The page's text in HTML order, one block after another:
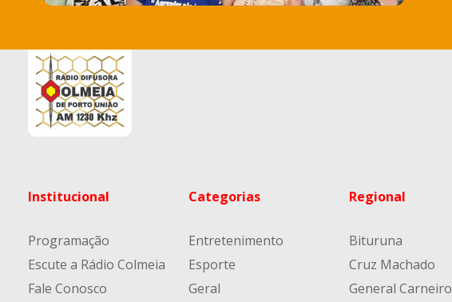
Institucional
Programação
Escute a Rádio Colmeia
Fale Conosco
Categorias
Entretenimento
Esporte
Geral
Regional
Bituruna
Cruz Machado
General Carneiro